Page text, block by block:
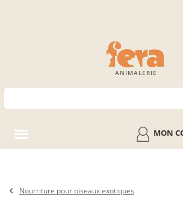
ANIMALERIE
MON
Nourriture pour oiseaux exotiques